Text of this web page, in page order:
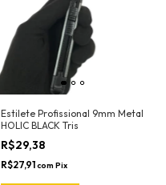
Estilete Profissional 9mm Metal
HOLIC BLACK Tris
R$29,38
R$27,91com Pix